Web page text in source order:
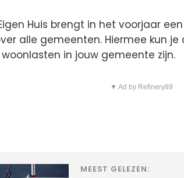
Huis brengt in het voorjaar
alle gemeenten. Hiermee kun je
in jouw gemeente zijn.
▼ Ad by Refinery89
MEEST GELEZEN: